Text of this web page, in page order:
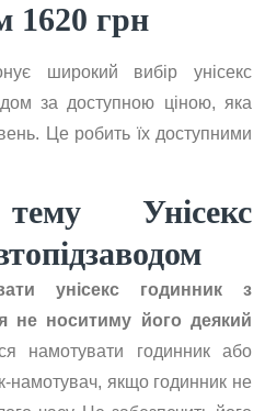
1620 грн
широкий вибір унісекс
за доступною ціною, яка
Це робить їх доступними
Унісекс
унісекс годинник з
не носитиму його деякий
намотувати годинник або
намотувач, якщо годинник не